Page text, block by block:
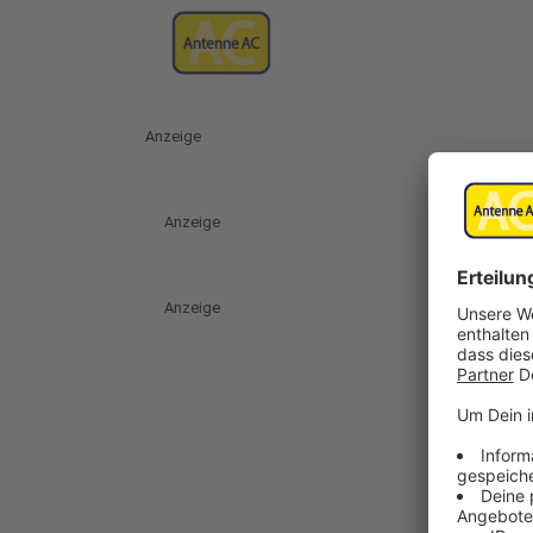
Anzeige
Anzeige
Anzeige